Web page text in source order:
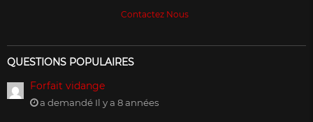
Contactez Nous
QUESTIONS POPULAIRES
Forfait vidange
a demandé Il y a 8 années